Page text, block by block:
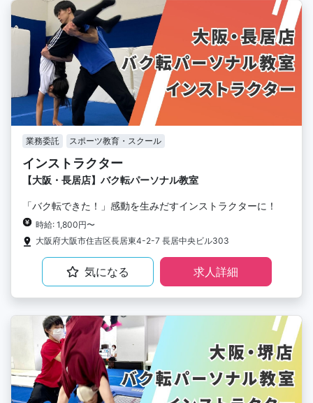
業務委託 スポーツ教育・スクール
インストラクター
【大阪・長居店】バク転パーソナル教室
「バク転できた！」感動を生みだすインストラクターに！
時給: 1,800円〜
大阪府大阪市住吉区長居東4-2-7 長居中央ビル303
気になる 求人詳細